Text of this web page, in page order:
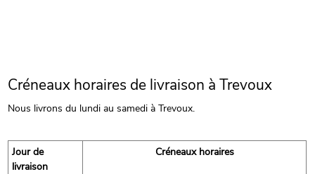
Créneaux horaires de livraison à Trevoux
Nous livrons du lundi au samedi à Trevoux.
Jour de
livraison
Créneaux horaires